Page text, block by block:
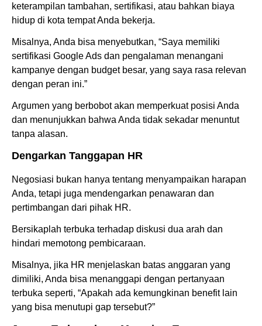
keterampilan tambahan, sertifikasi, atau bahkan biaya
hidup di kota tempat Anda bekerja.
Misalnya, Anda bisa menyebutkan, “Saya memiliki
sertifikasi Google Ads dan pengalaman menangani
kampanye dengan budget besar, yang saya rasa relevan
dengan peran ini.”
Argumen yang berbobot akan memperkuat posisi Anda
dan menunjukkan bahwa Anda tidak sekadar menuntut
tanpa alasan.
Dengarkan Tanggapan HR
Negosiasi bukan hanya tentang menyampaikan harapan
Anda, tetapi juga mendengarkan penawaran dan
pertimbangan dari pihak HR.
Bersikaplah terbuka terhadap diskusi dua arah dan
hindari memotong pembicaraan.
Misalnya, jika HR menjelaskan batas anggaran yang
dimiliki, Anda bisa menanggapi dengan pertanyaan
terbuka seperti, “Apakah ada kemungkinan benefit lain
yang bisa menutupi gap tersebut?”